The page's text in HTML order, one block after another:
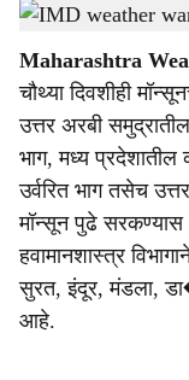
a
r
e
IMD weather warning for
Maharashtra
चौथ्या दिवशीही
उत्तर अरबी
भाग, मध्य प्रदेशातील
उर्वरित भाग तसेच
मॉन्सून पुढे सरकण्यास
हवामानशास्त्र
सुरत, इंदूर, मंडला,
आहे.